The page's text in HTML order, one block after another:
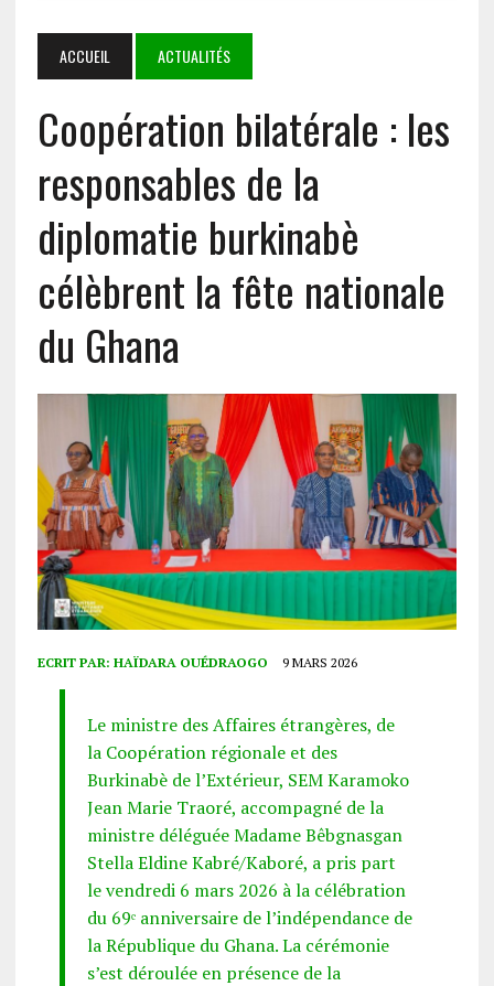
ACCUEIL ACTUALITÉS
Coopération bilatérale : les
responsables de la
diplomatie burkinabè
célèbrent la fête nationale
du Ghana
ECRIT PAR: HAÏDARA OUÉDRAOGO 9 MARS 2026
Le ministre des Affaires étrangères, de
la Coopération régionale et des
Burkinabè de l’Extérieur, SEM Karamoko
Jean Marie Traoré, accompagné de la
ministre déléguée Madame Bêbgnasgan
Stella Eldine Kabré/Kaboré, a pris part
le vendredi 6 mars 2026 à la célébration
du 69ᵉ anniversaire de l’indépendance de
la République du Ghana. La cérémonie
s’est déroulée en présence de la